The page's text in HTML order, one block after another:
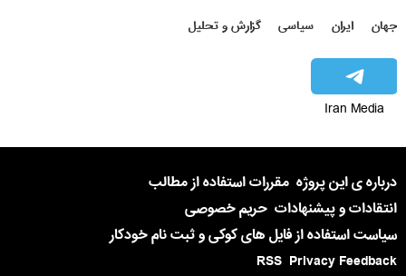
جهان ایران سیاسی گزارش و تحلیل
Iran Media
درباره ی این پروژه مقررات استفاده از مطالب
انتقادات و پیشنهادات حریم خصوصی
سیاست استفاده از فایل های کوکی و ثبت نام خودکار
Privacy Feedback
RSS